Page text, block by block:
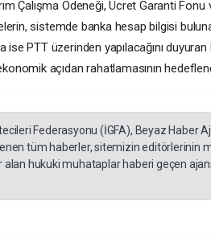
Çalışma Ödeneği, Ücret Garanti
sistemde banka hesap bilgisi
ise PTT üzerinden yapılacağını
açıdan rahatlamasının
Federasyonu (İGFA), Beyaz Haber
tüm haberler, sitemizin editörlerinin
alan hukuki muhataplar haberi geçen